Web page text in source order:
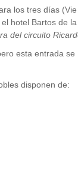
los tres días
hotel Bartos de
del circuito
esta entrada
disponen de: